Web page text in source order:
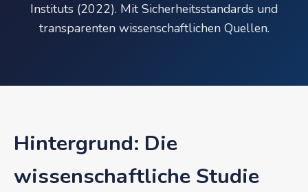
Instituts (2022). Mit Sicherheitsstandards und
transparenten wissenschaftlichen Quellen.
Hintergrund: Die
wissenschaftliche Studie